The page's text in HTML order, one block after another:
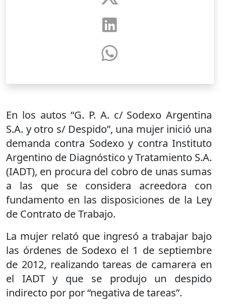
En los autos “G. P. A. c/ Sodexo Argentina
S.A. y otro s/ Despido”, una mujer inició una
demanda contra Sodexo y contra Instituto
Argentino de Diagnóstico y Tratamiento S.A.
(IADT), en procura del cobro de unas sumas
a las que se considera acreedora con
fundamento en las disposiciones de la Ley
de Contrato de Trabajo.
La mujer relató que ingresó a trabajar bajo
las órdenes de Sodexo el 1 de septiembre
de 2012, realizando tareas de camarera en
el IADT y que se produjo un despido
indirecto por por “negativa de tareas”.